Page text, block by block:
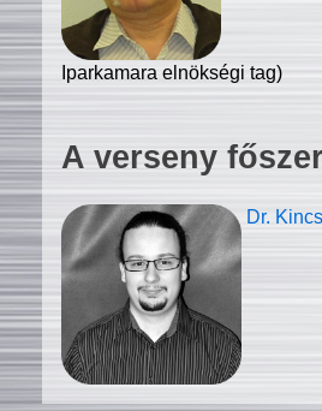
Iparkamara elnökségi tag)
A verseny
Dr.